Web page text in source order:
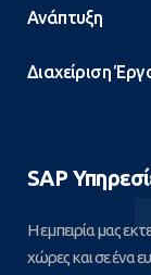
Ανάπτυξη
Διαχείριση
SAP
Η εμπειρία μας
χώρες και σε ένα